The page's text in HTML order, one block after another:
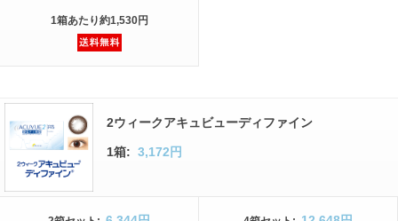
1箱あたり約1,530円
2ウィークアキュビューディファイン
1箱: 3,172円